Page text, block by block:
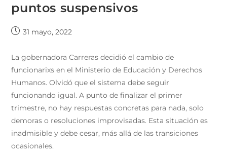
puntos suspensivos
31 mayo, 2022
La gobernadora Carreras decidió el cambio de
funcionarixs en el Ministerio de Educación y Derechos
Humanos. Olvidó que el sistema debe seguir
funcionando igual. A punto de finalizar el primer
trimestre, no hay respuestas concretas para nada, solo
demoras o resoluciones improvisadas. Esta situación es
inadmisible y debe cesar, más allá de las transiciones
ocasionales.